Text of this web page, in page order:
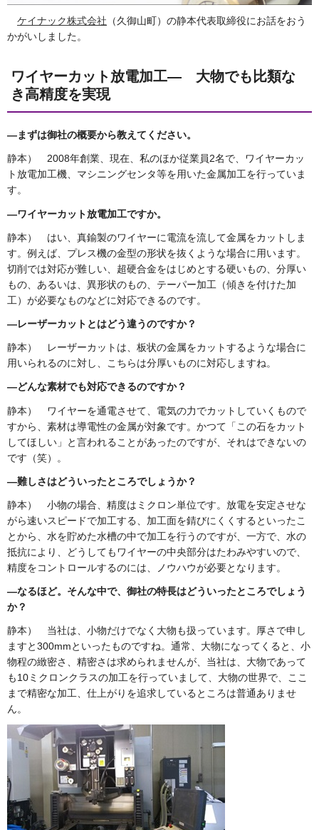
ケイナック株式会社 （久御山町）の静本代表取締役にお話をおう
かがいしました。
ワイヤーカット放電加工― 大物でも比類な
き高精度を実現
―まずは御社の概要から教えてください。
静本） 2008年創業、現在、私のほか従業員2名で、ワイヤーカッ
ト放電加工機、マシニングセンタ等を用いた金属加工を行っていま
す。
―ワイヤーカット放電加工ですか。
静本） はい、真鍮製のワイヤーに電流を流して金属をカットしま
す。例えば、プレス機の金型の形状を抜くような場合に用います。
切削では対応が難しい、超硬合金をはじめとする硬いもの、分厚い
もの、あるいは、異形状のもの、テーパー加工（傾きを付けた加
工）が必要なものなどに対応できるのです。
―レーザーカットとはどう違うのですか？
静本） レーザーカットは、板状の金属をカットするような場合に
用いられるのに対し、こちらは分厚いものに対応しますね。
―どんな素材でも対応できるのですか？
静本） ワイヤーを通電させて、電気の力でカットしていくもので
すから、素材は導電性の金属が対象です。かつて「この石をカット
してほしい」と言われることがあったのですが、それはできないの
です（笑）。
―難しさはどういったところでしょうか？
静本） 小物の場合、精度はミクロン単位です。放電を安定させな
がら速いスピードで加工する、加工面を錆びにくくするといったこ
とから、水を貯めた水槽の中で加工を行うのですが、一方で、水の
抵抗により、どうしてもワイヤーの中央部分はたわみやすいので、
精度をコントロールするのには、ノウハウが必要となります。
―なるほど。そんな中で、御社の特長はどういったところでしょう
か？
静本） 当社は、小物だけでなく大物も扱っています。厚さで申し
ますと300mmといったものですね。通常、大物になってくると、小
物程の緻密さ、精密さは求められませんが、当社は、大物であって
も10ミクロンクラスの加工を行っていまして、大物の世界で、ここ
まで精密な加工、仕上がりを追求しているところは普通ありませ
ん。